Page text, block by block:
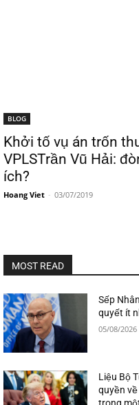
BLOG
Khởi tố vụ án trốn
VPLSTrần Vũ Hải:
ích?
Hoang Viet - 03/07/2019
MOST READ
Sếp
quyết ít
05/08/2026
Liệu Bộ
quyền
trong